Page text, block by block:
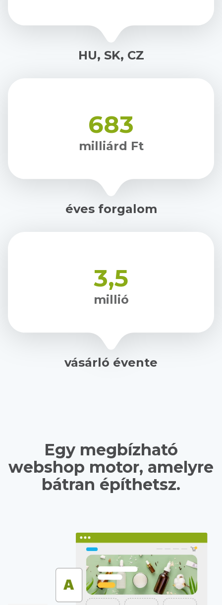
HU, SK, CZ
683
milliárd Ft
éves forgalom
3,5
millió
vásárló évente
Egy megbízható
webshop motor, amelyre
bátran építhetsz.